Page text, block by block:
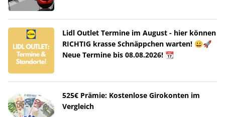
Lidl Outlet Termine im August - hier können
RICHTIG krasse Schnäppchen warten! 😀🚀
Neue Termine bis 08.08.2026! 📆
525€ Prämie: Kostenlose Girokonten im
Vergleich